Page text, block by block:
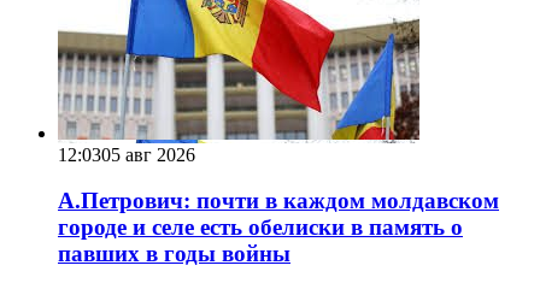
12:0305 авг 2026
А.Петрович: почти в каждом молдавском
городе и селе есть обелиски в память о
павших в годы войны